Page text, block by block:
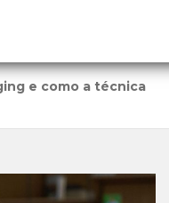
e como a técnica